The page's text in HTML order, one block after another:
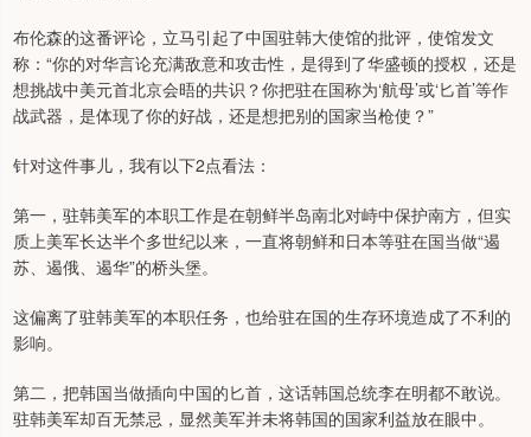
布伦森的这番评论，立马引起了中国驻韩大使馆的批评，使馆发文
称：“你的对华言论充满敌意和攻击性，是得到了华盛顿的授权，还是
想挑战中美元首北京会晤的共识？你把驻在国称为‘航母’或‘匕首’等作
战武器，是体现了你的好战，还是想把别的国家当枪使？”
针对这件事儿，我有以下2点看法：
第一，驻韩美军的本职工作是在朝鲜半岛南北对峙中保护南方，但实
质上美军长达半个多世纪以来，一直将朝鲜和日本等驻在国当做“遏
苏、遏俄、遏华”的桥头堡。
这偏离了驻韩美军的本职任务，也给驻在国的生存环境造成了不利的
影响。
第二，把韩国当做插向中国的匕首，这话韩国总统李在明都不敢说。
驻韩美军却百无禁忌，显然美军并未将韩国的国家利益放在眼中。